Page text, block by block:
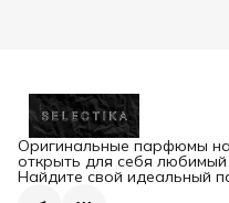
Оригинальные парфюмы
открыть для себя
Найдите свой идеальный